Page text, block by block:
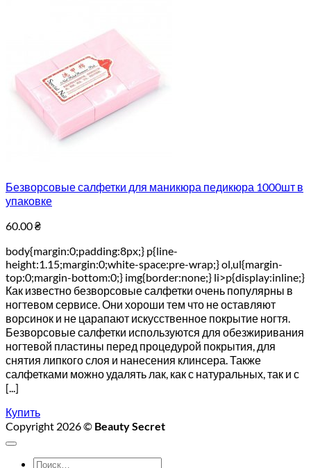
Безворсовые салфетки для маникюра педикюра 1000шт в
упаковке
60.00₴
body{margin:0;padding:8px;} p{line-
height:1.15;margin:0;white-space:pre-wrap;} ol,ul{margin-
top:0;margin-bottom:0;} img{border:none;} li>p{display:inline;}
Как известно безворсовые салфетки очень популярны в
ногтевом сервисе. Они хороши тем что не оставляют
ворсинок и не царапают искусственное покрытие ногтя.
Безворсовые салфетки используются для обезжиривания
ногтевой пластины перед процедурой покрытия, для
снятия липкого слоя и нанесения клинсера. Также
салфетками можно удалять лак, как с натуральных, так и с
[...]
Купить
Copyright 2026 © Beauty Secret
Искать: